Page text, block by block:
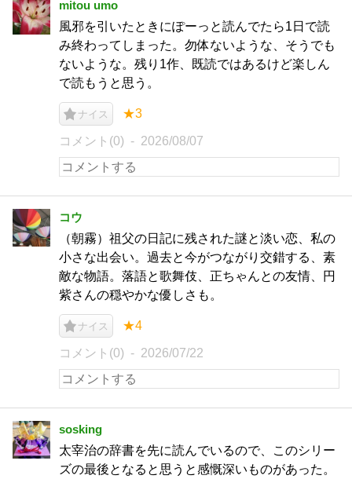
mitou umo
風邪を引いたときにぽーっと読んでたら1日で読
み終わってしまった。勿体ないような、そうでも
ないような。残り1作、既読ではあるけど楽しん
で読もうと思う。
ナイス ★3
コメント(0) 2026/08/07
コウ
（朝霧）祖父の日記に残された謎と淡い恋、私の
小さな出会い。過去と今がつながり交錯する、素
敵な物語。落語と歌舞伎、正ちゃんとの友情、円
紫さんの穏やかな優しさも。
ナイス ★4
コメント(0) 2026/07/22
sosking
太宰治の辞書を先に読んでいるので、このシリー
ズの最後となると思うと感慨深いものがあった。